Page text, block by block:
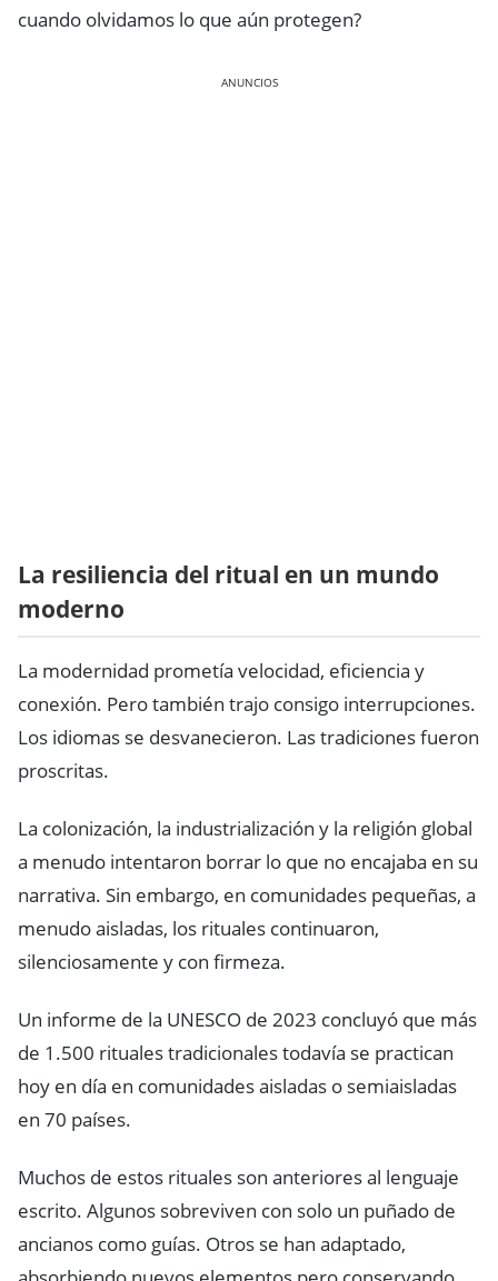
cuando olvidamos lo que aún protegen?
ANUNCIOS
La resiliencia del ritual en un mundo
moderno
La modernidad prometía velocidad, eficiencia y
conexión. Pero también trajo consigo interrupciones.
Los idiomas se desvanecieron. Las tradiciones fueron
proscritas.
La colonización, la industrialización y la religión global
a menudo intentaron borrar lo que no encajaba en su
narrativa. Sin embargo, en comunidades pequeñas, a
menudo aisladas, los rituales continuaron,
silenciosamente y con firmeza.
Un informe de la UNESCO de 2023 concluyó que más
de 1.500 rituales tradicionales todavía se practican
hoy en día en comunidades aisladas o semiaisladas
en 70 países.
Muchos de estos rituales son anteriores al lenguaje
escrito. Algunos sobreviven con solo un puñado de
ancianos como guías. Otros se han adaptado,